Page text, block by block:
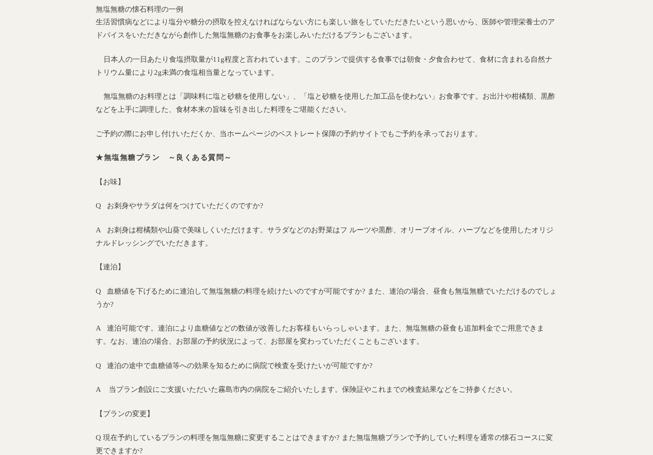
無塩無糖の懐石料理の一例
生活習慣病などにより塩分や糖分の摂取を控えなければならない方にも楽しい旅をしていただきたいという思いから、医師や管理栄養士のア
ドバイスをいただきながら創作した無塩無糖のお食事をお楽しみいただけるプランもございます。
日本人の一日あたり食塩摂取量が11g程度と言われています。このプランで提供する食事では朝食・夕食合わせて、食材に含まれる自然ナ
トリウム量により2g未満の食塩相当量となっています。
無塩無糖のお料理とは「調味料に塩と砂糖を使用しない」、「塩と砂糖を使用した加工品を使わない」お食事です。お出汁や柑橘類、黒酢
などを上手に調理した、食材本来の旨味を引き出した料理をご堪能ください。
ご予約の際にお申し付けいただくか、当ホームページのベストレート保障の予約サイトでもご予約を承っております。
★無塩無糖プラン ～良くある質問～
【お味】
Q お刺身やサラダは何をつけていただくのですか?
A お刺身は柑橘類や山葵で美味しくいただけます。サラダなどのお野菜はフ ルーツや黒酢、オリーブオイル、ハーブなどを使用したオリジ
ナルドレッシングでいただきます。
【連泊】
Q 血糖値を下げるために連泊して無塩無糖の料理を続けたいのですが可能ですか? また、連泊の場合、昼食も無塩無糖でいただけるのでしょ
うか?
A 連泊可能です。連泊により血糖値などの数値が改善したお客様もいらっしゃいます。また、無塩無糖の昼食も追加料金でご用意できま
す。なお、連泊の場合、お部屋の予約状況によって、お部屋を変わっていただくこともございます。
Q 連泊の途中で血糖値等への効果を知るために病院で検査を受けたいが可能ですか?
A 当プラン創設にご支援いただいた霧島市内の病院をご紹介いたします。保険証やこれまでの検査結果などをご持参ください。
【プランの変更】
Q 現在予約しているプランの料理を無塩無糖に変更することはできますか? また無塩無糖プランで予約していた料理を通常の懐石コースに変
更できますか?